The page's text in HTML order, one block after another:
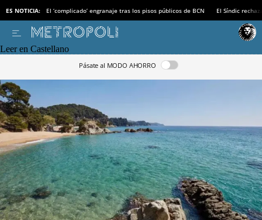
ES NOTICIA: El ‘complicado’ engranaje tras los pisos públicos de BCN El Síndic
Leer en Castellano
Pásate al MODO AHORRO